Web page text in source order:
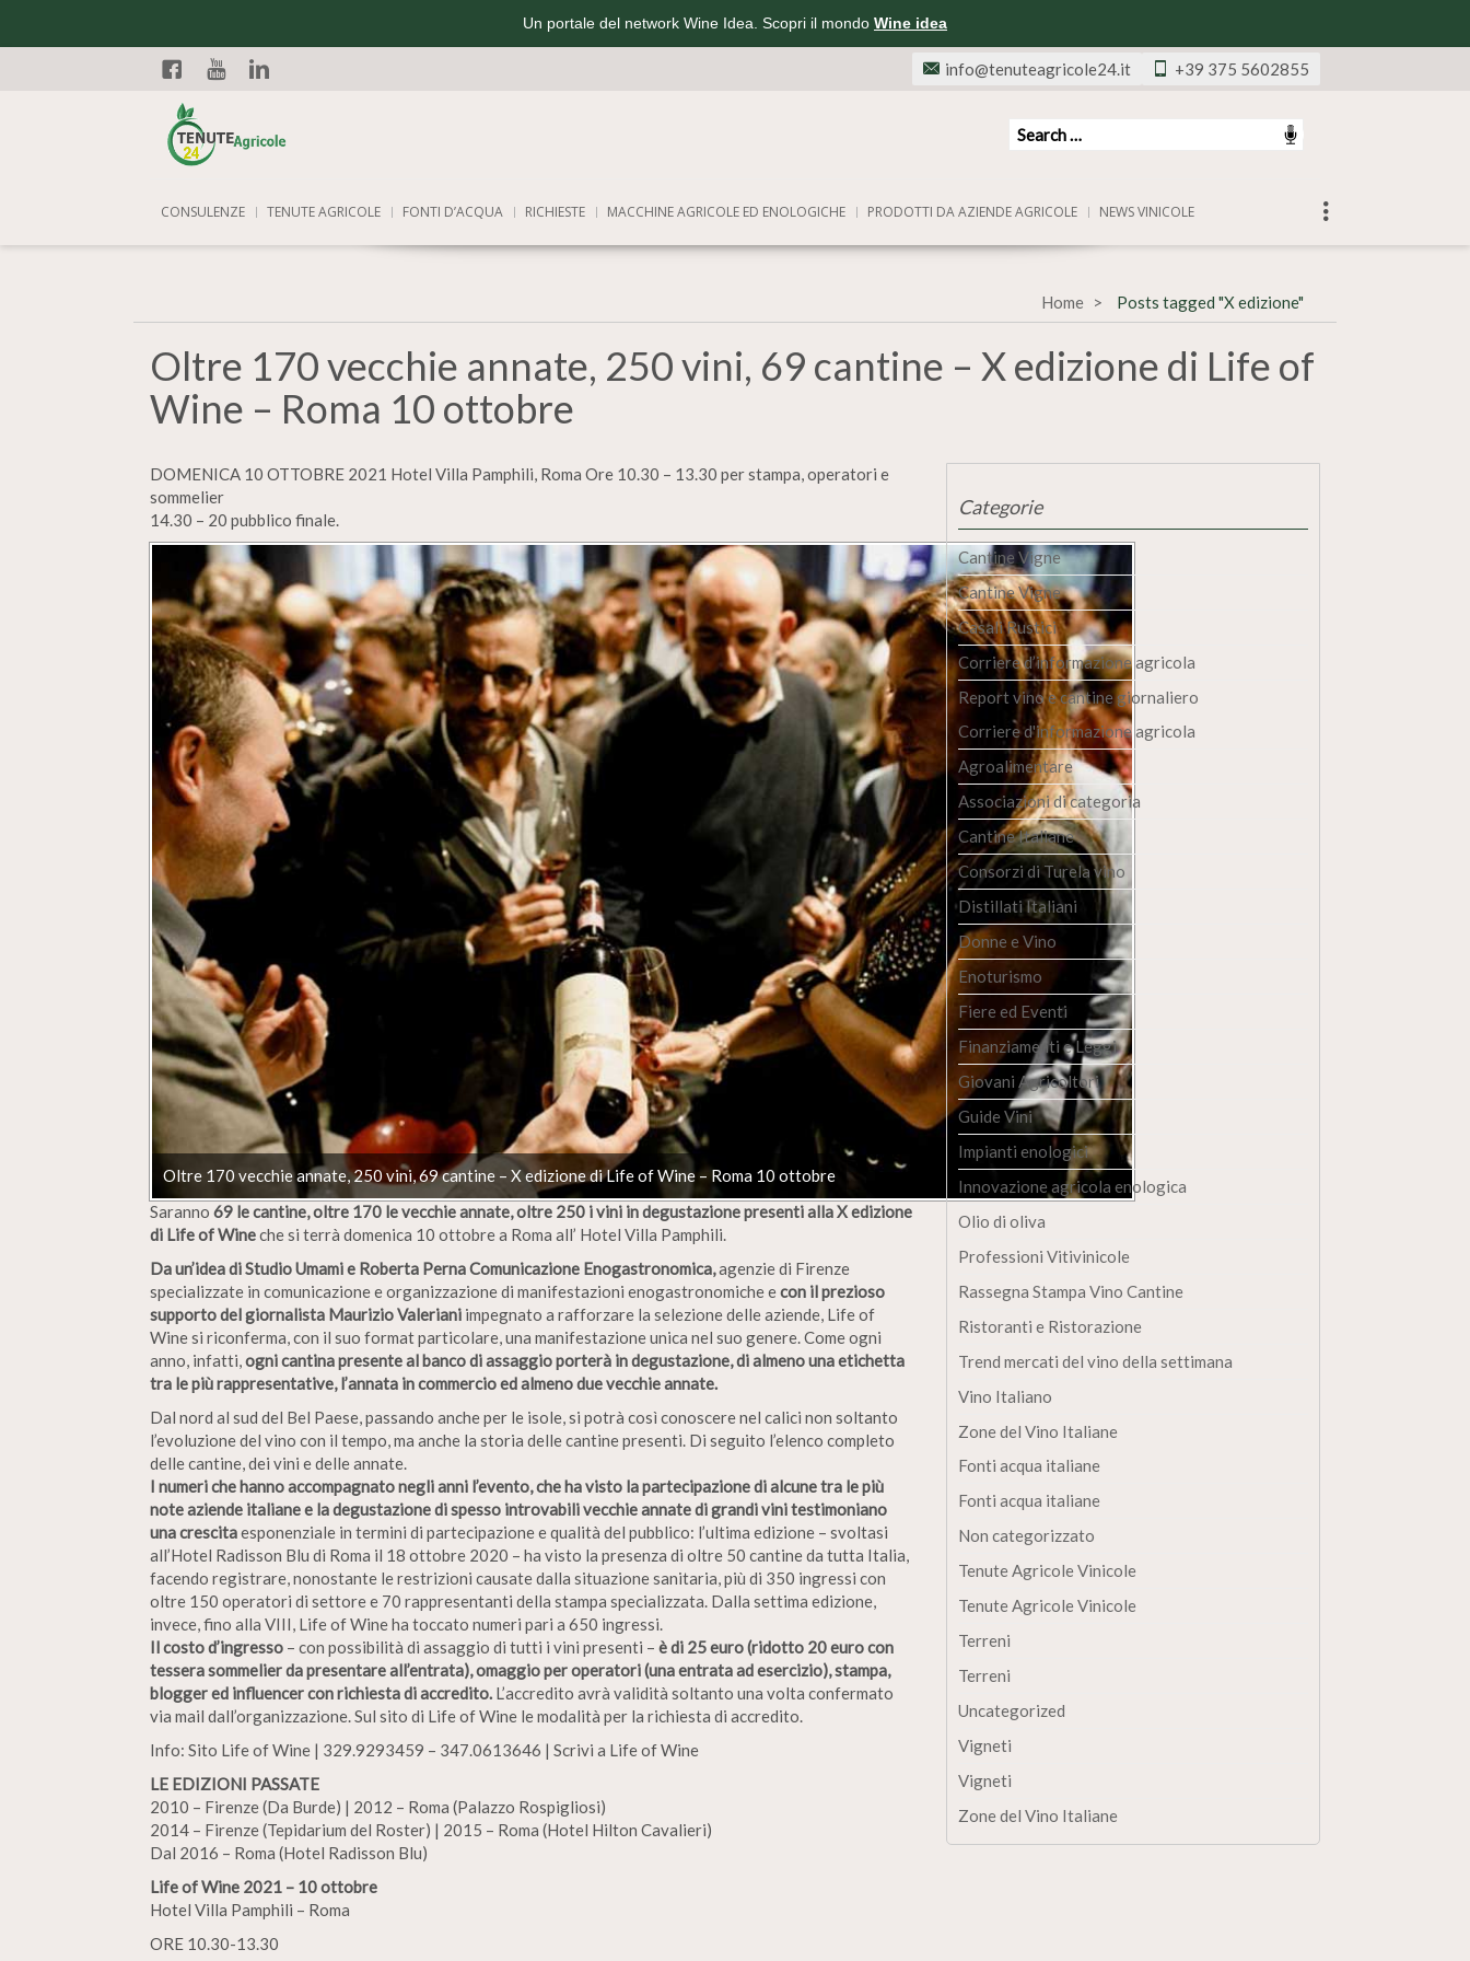
Un portale del network Wine Idea. Scopri il mondo Wine idea
Facebook
+39 375 5602855
info@tenuteagricole24.it
CONSULENZE TENUTE AGRICOLE FONTI D’ACQUA RICHIESTE MACCHINE AGRICOLE ED ENOLOGICHE PRODOTTI DA AZIENDE AGRICOLE NEWS VINICOLE
Home Posts tagged "X edizione"
Oltre 170 vecchie annate, 250 vini, 69 cantine – X edizione di Life of
Wine – Roma 10 ottobre
DOMENICA 10 OTTOBRE 2021 Hotel Villa Pamphili, Roma Ore 10.30 – 13.30 per stampa, operatori e
sommelier
14.30 – 20 pubblico finale.
Oltre 170 vecchie annate, 250 vini, 69 cantine – X edizione di Life of Wine – Roma 10 ottobre
Saranno 69 le cantine, oltre 170 le vecchie annate, oltre 250 i vini in degustazione presenti alla X edizione
di Life of Wineche si terrà domenica 10 ottobre a Roma all’ Hotel Villa Pamphili.
Da un’idea di Studio Umami e Roberta Perna Comunicazione Enogastronomica,agenzie di Firenze
specializzate in comunicazione e organizzazione di manifestazioni enogastronomiche econ il prezioso
supporto del giornalista Maurizio Valeriani impegnato a rafforzare la selezione delle aziende, Life of
Wine si riconferma, con il suo format particolare, una manifestazione unica nel suo genere. Come ogni
anno, infatti,ogni cantina presente al banco di assaggio porterà in degustazione, di almeno una etichetta
tra le più rappresentative, l’annata in commercio ed almeno due vecchie annate.
Dal nord al sud del Bel Paese, passando anche per le isole, si potrà così conoscere nel calici non soltanto
l’evoluzione del vino con il tempo, ma anche la storia delle cantine presenti. Di seguito l’elenco completo
delle cantine, dei vini e delle annate.
I numeri che hanno accompagnato negli anni l’evento, che ha visto la partecipazione di alcune tra le più
note aziende italiane e la degustazione di spesso introvabili vecchie annate di grandi vini testimoniano
una crescitaesponenziale in termini di partecipazione e qualità del pubblico: l’ultima edizione – svoltasi
all’Hotel Radisson Blu di Roma il 18 ottobre 2020 – ha visto la presenza di oltre 50 cantine da tutta Italia,
facendo registrare, nonostante le restrizioni causate dalla situazione sanitaria, più di 350 ingressi con
oltre 150 operatori di settore e 70 rappresentanti della stampa specializzata. Dalla settima edizione,
invece, fino alla VIII, Life of Wine ha toccato numeri pari a 650 ingressi.
Il costo d’ingresso – con possibilità di assaggio di tutti i vini presenti – è di 25 euro (ridotto 20 euro con
tessera sommelier da presentare all’entrata), omaggio per operatori (una entrata ad esercizio), stampa,
blogger ed influencer con richiesta di accredito. L’accredito avrà validità soltanto una volta confermato
via mail dall’organizzazione. Sul sito di Life of Wine le modalità per la richiesta di accredito.
Info: Sito Life of Wine | 329.9293459 – 347.0613646 | Scrivi a Life of Wine
LE EDIZIONI PASSATE
2010 – Firenze (Da Burde) | 2012 – Roma (Palazzo Rospigliosi)
2014 – Firenze (Tepidarium del Roster) | 2015 – Roma (Hotel Hilton Cavalieri)
Dal 2016 – Roma (Hotel Radisson Blu)
Life of Wine 2021 – 10 ottobre
Hotel Villa Pamphili – Roma
ORE 10.30-13.30
Categorie
Cantine Vigne
Cantine Vigne
Casali Rustici
Corriere d’informazione agricola
Report vino e cantine giornaliero
Corriere d'informazione agricola
Agroalimentare
Associazioni di categoria
Cantine Italiane
Consorzi di Turela vino
Distillati Italiani
Donne e Vino
Enoturismo
Fiere ed Eventi
Finanziamenti e Leggi
Giovani Agricoltori
Guide Vini
Impianti enologici
Innovazione agricola enologica
Olio di oliva
Professioni Vitivinicole
Rassegna Stampa Vino Cantine
Ristoranti e Ristorazione
Trend mercati del vino della settimana
Vino Italiano
Zone del Vino Italiane
Fonti acqua italiane
Fonti acqua italiane
Non categorizzato
Tenute Agricole Vinicole
Tenute Agricole Vinicole
Terreni
Terreni
Uncategorized
Vigneti
Vigneti
Zone del Vino Italiane